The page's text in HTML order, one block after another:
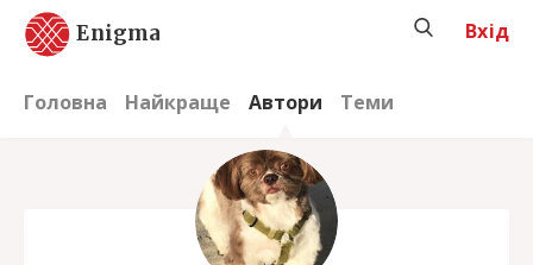
Enigma
Головна Найкраще Автори Теми
Вхід